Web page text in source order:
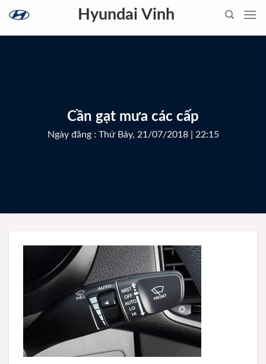
content
Hyundai Vinh
Cần gạt mưa các cấp
Ngày đăng : Thứ Bảy, 21/07/2018 | 22:15